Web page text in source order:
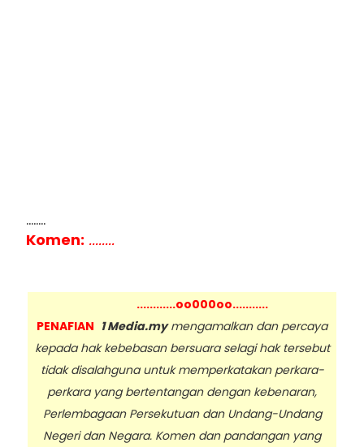
........
Komen: ........
............oo000oo...........
PENAFIAN 1 Media.mymengamalkan dan percaya
kepada hak kebebasan bersuara selagi hak tersebut
tidak disalahguna untuk memperkatakan perkara-
perkara yang bertentangan dengan kebenaran,
Perlembagaan Persekutuan dan Undang-Undang
Negeri dan Negara. Komen dan pandangan yang